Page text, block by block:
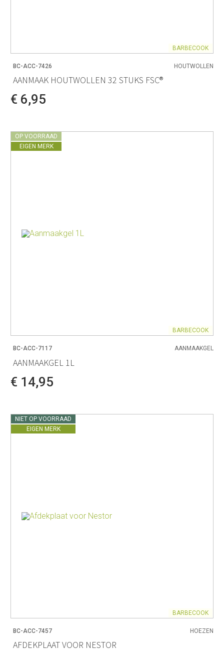
BARBECOOK
BC-ACC-7426 HOUTWOLLEN
AANMAAK HOUTWOLLEN 32 STUKS FSC®
€ 6,95
OP VOORRAAD
EIGEN MERK
BARBECOOK
BC-ACC-7117 AANMAAKGEL
AANMAAKGEL 1L
€ 14,95
NIET OP VOORRAAD
EIGEN MERK
BARBECOOK
BC-ACC-7457 HOEZEN
AFDEKPLAAT VOOR NESTOR